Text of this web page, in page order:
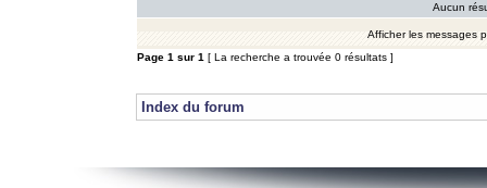
Aucun
Afficher les messages
Page 1 sur 1 [ La recherche a trouvée 0 résultats ]
Index du forum